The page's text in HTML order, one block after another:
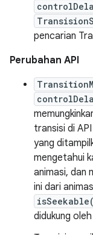
pencarian
Perubahan API
transisi di
yang
mengetahui
animasi, dan
ini dari
didukung oleh